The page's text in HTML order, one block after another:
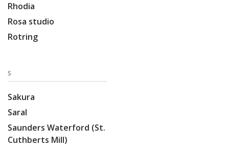
Rhodia
Rosa studio
Rotring
S
Sakura
Saral
Saunders Waterford (St.
Cuthberts Mill)